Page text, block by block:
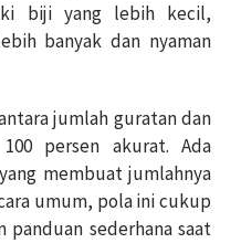
biji yang lebih kecil,
banyak dan nyaman
jumlah guratan dan
persen akurat. Ada
membuat jumlahnya
umum, pola ini cukup
panduan sederhana saat